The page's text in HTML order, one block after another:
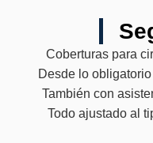
Coberturas para
Desde lo
También con
Todo ajustado al